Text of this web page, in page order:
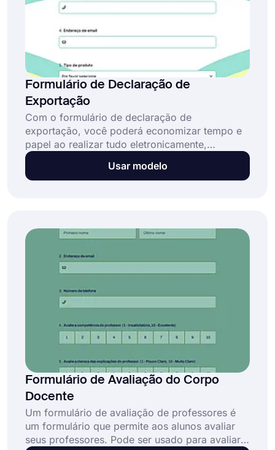
Formulário de Declaração de
Exportação
Com o formulário de declaração de
exportação, você poderá economizar tempo e
papel ao realizar tudo eletronicamente,
incluindo a impressão e o envio de uma cópia
da declaração para o seu cliente. Através do
Usar modelo
Formulário de Avaliação do Corpo
Docente
Um formulário de avaliação de professores é
um formulário que permite aos alunos avaliar
seus professores. Pode ser usado para avaliar a